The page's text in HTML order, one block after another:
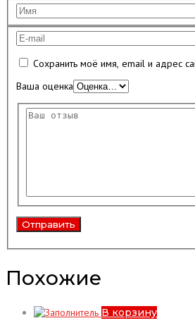
Сохранить моё имя, email и адрес
Ваша оценка
Похожие
В корзину